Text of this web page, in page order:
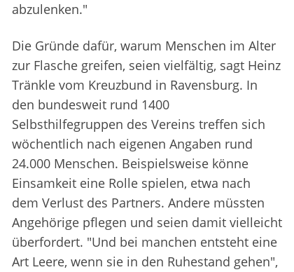
abzulenken."
Die Gründe dafür, warum Menschen im Alter
zur Flasche greifen, seien vielfältig, sagt Heinz
Tränkle vom Kreuzbund in Ravensburg. In
den bundesweit rund 1400
Selbsthilfegruppen des Vereins treffen sich
wöchentlich nach eigenen Angaben rund
24.000 Menschen. Beispielsweise könne
Einsamkeit eine Rolle spielen, etwa nach
dem Verlust des Partners. Andere müssten
Angehörige pflegen und seien damit vielleicht
überfordert. "Und bei manchen entsteht eine
Art Leere, wenn sie in den Ruhestand gehen",